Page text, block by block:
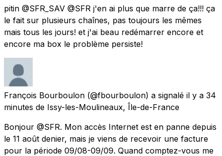
pitin @SFR_SAV @SFR j'en ai plus que marre de ça!!! ça
le fait sur plusieurs chaînes, pas toujours les mêmes
mais tous les jours! et j'ai beau redémarrer encore et
encore ma box le problème persiste!
François Bourboulon (@fbourboulon) a signalé il y a 34
minutes de Issy-les-Moulineaux, Île-de-France
Bonjour @SFR. Mon accès Internet est en panne depuis
le 11 août denier, mais je viens de recevoir une facture
pour la période 09/08-09/09. Quand comptez-vous me